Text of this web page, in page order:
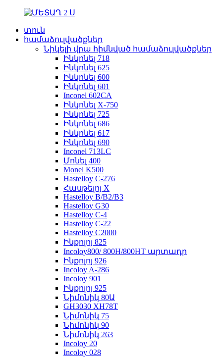
տուն
համաձուլվածքներ
Նիկելի վրա հիմնված համաձուլվածքներ
Ինկոնել 718
Ինկոնել 625
Ինկոնել 600
Ինկոնել 601
Inconel 602CA
Ինկոնել X-750
Ինկոնել 725
Ինկոնել 686
Ինկոնել 617
Ինկոնել 690
Inconel 713LC
Մոնել 400
Monel K500
Hastelloy C-276
Հասթելոյ X
Hastelloy B/B2/B3
Hastelloy G30
Hastelloy C-4
Hastelloy C-22
Hastelloy C2000
Ինքոլոյ 825
Incoloy800/ 800H/800HT արտադր
Ինքոլոյ 926
Incoloy A-286
Incoloy 901
Ինքոլոյ 925
Նիմոնիկ 80Ա
GH3030 XH78T
Նիմոնիկ 75
Նիմոնիկ 90
Նիմոնիկ 263
Incoloy 20
Incoloy 028